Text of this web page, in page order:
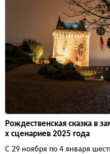
Рождественская сказка в
х сценариев 2025 года
С 29 ноября по 4 января